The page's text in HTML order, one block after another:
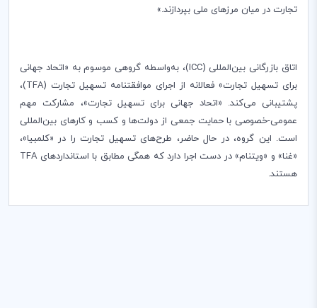
تجارت در میان مرزهای ملی بپردازند.»
اتاق بازرگانی بین‌المللی (ICC)، به‌واسطه گروهی موسوم به «اتحاد جهانی
برای تسهیل تجارت» فعالانه از اجرای موافقتنامه تسهیل تجارت (TFA)،
پشتیبانی می‌کند. «اتحاد جهانی برای تسهیل تجارت»، مشارکت مهم
عمومی-خصوصی با حمایت جمعی از دولت‌ها و کسب و کارهای بین‌المللی
است. این گروه، در حال حاضر، طرح‌های تسهیل تجارت را در «کلمبیا»،
«غنا» و «ویتنام» در دست اجرا دارد که همگی مطابق با استانداردهای TFA
هستند.